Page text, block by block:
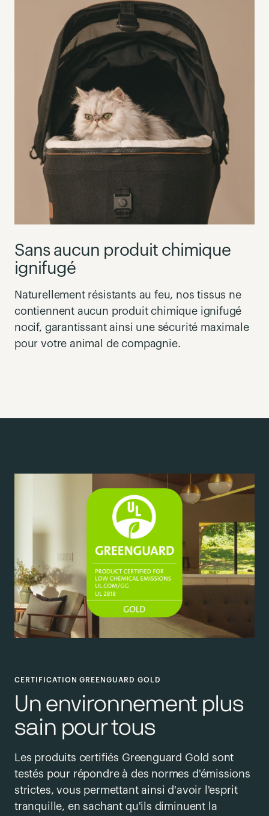
Sans aucun produit chimique
ignifugé
Naturellement résistants au feu, nos tissus ne
contiennent aucun produit chimique ignifugé
nocif, garantissant ainsi une sécurité maximale
pour votre animal de compagnie.
CERTIFICATION GREENGUARD GOLD
Un environnement plus
sain pour tous
Les produits certifiés Greenguard Gold sont
testés pour répondre à des normes d'émissions
strictes, vous permettant ainsi d'avoir l'esprit
tranquille, en sachant qu'ils diminuent la